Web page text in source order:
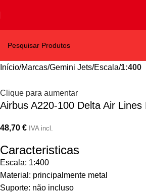
Início Marcas Gemini Jets Escala 1:400
Clique para aumentar
Airbus A220-100 Delta Air Lines
48,70 € IVA incl.
Caracteristicas
Escala: 1:400
Material: principalmente metal
Suporte: não incluso